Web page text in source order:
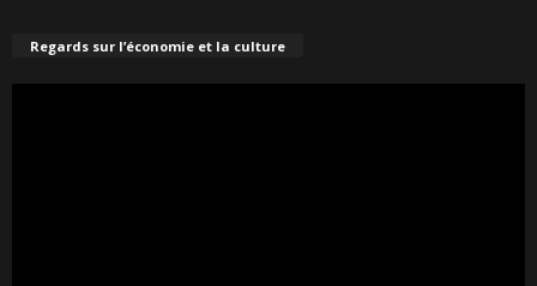
Regards sur l’économie et la culture